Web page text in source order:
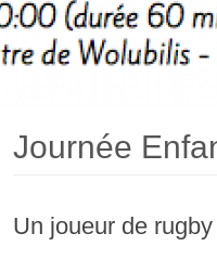
Journée
Un joueur de